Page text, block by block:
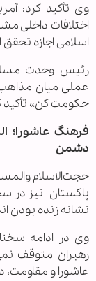
وی تأکید کرد:
اختلافات داخلی
اسلامی اجازه تحقق
رئیس وحدت
عملی میان مذاهب
حکومت کن» تأکید
فرهنگ عاشورا؛
دشمن
حجت‌الاسلام
پاکستان نیز در
نشانه زنده بودن
وی در ادامه
رهبران متوقف
عاشورا و مقاومت،